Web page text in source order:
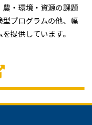
・環境・資源の課題
プログラムの他、幅
提供しています。